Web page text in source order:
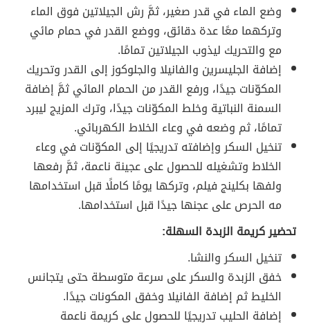
وضع الماء في قدر صغير، ثمَّ رش الجيلاتين فوق الماء
وتركهما معًا عدة دقائق، ووضع القدر في حمام مائي
مع والتحريك ليذوب الجيلاتين تمامًا.
إضافة الجليسرين والفانيلا والجلوكوز إلى القدر وتحريك
المكوّنات جيدًا، ورفع القدر من الحمام المائي ثمَّ إضافة
السمنة النباتية وخلط المكوّنات جيدًا، وترك المزيج ليبرد
تمامًا، ثم وضعه في وعاء الخلاط الكهربائي.
تنخيل السكر وإضافته تدريجيًا إلى المكوّنات في وعاء
الخلاط وتشغيله للحصول على عجينة ناعمة، ثمَّ رفعها
ولفها بكلينج فيلم، وتركها يومًا كاملًا قبل استخدامها
مه الحرص على عجنها جيدًا قبل استخدامها.
تحضير كريمة الزبدة السهلة:
تنخيل السكر والنشا.
خفق الزبدة والسكر على سرعة متوسطة حتى يتجانس
الخليط ثم إضافة الفانيلا وخفق المكونات جيدًا.
إضافة الحليب تدريجيًا للحصول على كريمة ناعمة